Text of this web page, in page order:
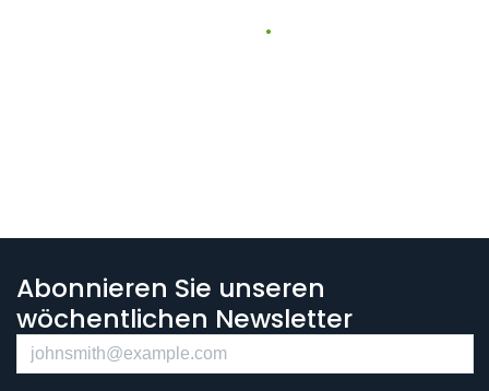
Abonnieren Sie unseren
wöchentlichen Newsletter